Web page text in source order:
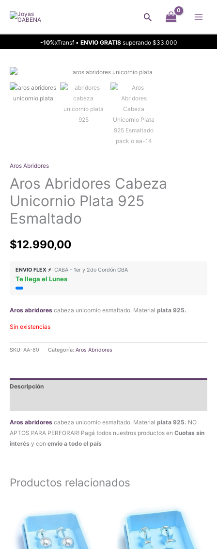
Buscar
-10%xTransf • ENVIO GRATISsuperando $33.000
Aros Abridores
Aros Abridores Cabeza
Unicornio Plata 925
Esmaltado
$12.990,00
ENVIO FLEX ⚡: CABA - 1er y 2do Cordón GBA
Te llega el Lunes
Aros abridores cabeza unicornio esmaltado. Material plata 925.
Sin existencias
SKU: AA-80 Categoría: Aros Abridores
Descripción
Aros abridores cabeza unicornio esmaltado. Material plata 925. NO
APTOS PARA PERFORAR! Pagá todos nuestros productos en Cuotas sin
interés y con envío a todo el país
Productos relacionados